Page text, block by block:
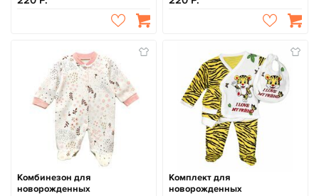
Комбинезон для
новорожденных
Комплект для
новорожденных